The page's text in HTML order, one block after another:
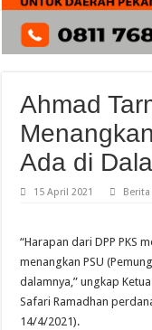
Ahmad
Ada di
15 April 2021 Berita
“Harapan dari DPP PKS
menangkan PSU
dalamnya,” ungkap
Safari Ramadhan
14/4/2021).